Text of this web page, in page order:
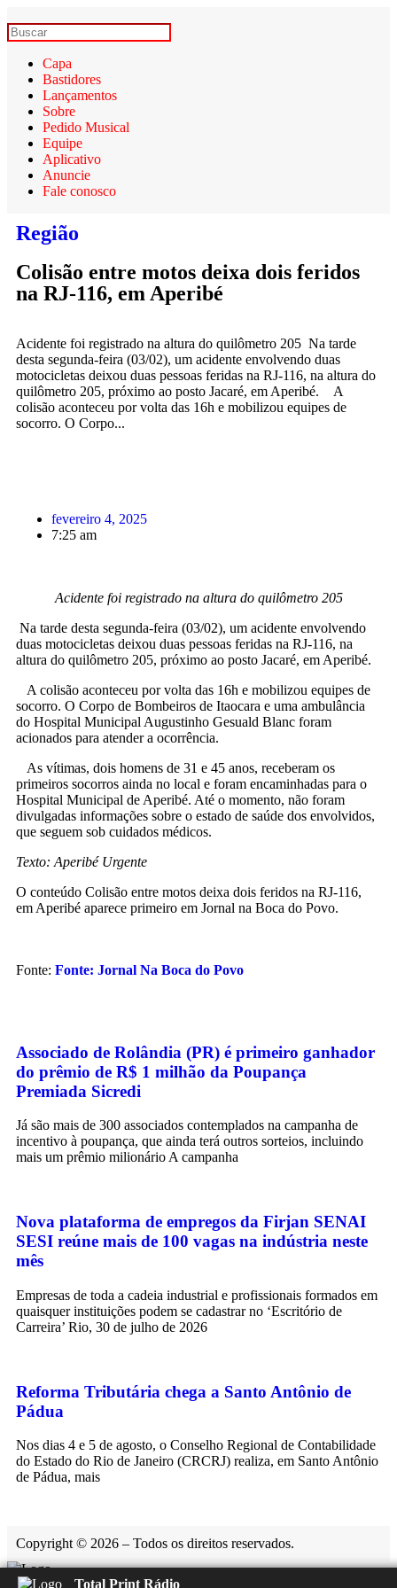
Capa
Bastidores
Lançamentos
Sobre
Pedido Musical
Equipe
Aplicativo
Anuncie
Fale conosco
Região
Colisão entre motos deixa dois feridos
na RJ-116, em Aperibé
Acidente foi registrado na altura do quilômetro 205 Na tarde
desta segunda-feira (03/02), um acidente envolvendo duas
motocicletas deixou duas pessoas feridas na RJ-116, na altura do
quilômetro 205, próximo ao posto Jacaré, em Aperibé. A
colisão aconteceu por volta das 16h e mobilizou equipes de
socorro. O Corpo...
fevereiro 4, 2025
7:25 am
Acidente foi registrado na altura do quilômetro 205
Na tarde desta segunda-feira (03/02), um acidente envolvendo
duas motocicletas deixou duas pessoas feridas na RJ-116, na
altura do quilômetro 205, próximo ao posto Jacaré, em Aperibé.
A colisão aconteceu por volta das 16h e mobilizou equipes de
socorro. O Corpo de Bombeiros de Itaocara e uma ambulância
do Hospital Municipal Augustinho Gesuald Blanc foram
acionados para atender a ocorrência.
As vítimas, dois homens de 31 e 45 anos, receberam os
primeiros socorros ainda no local e foram encaminhadas para o
Hospital Municipal de Aperibé. Até o momento, não foram
divulgadas informações sobre o estado de saúde dos envolvidos,
que seguem sob cuidados médicos.
Texto: Aperibé Urgente
O conteúdo Colisão entre motos deixa dois feridos na RJ-116,
em Aperibé aparece primeiro em Jornal na Boca do Povo.
Fonte: Fonte: Jornal Na Boca do Povo
Associado de Rolândia (PR) é primeiro ganhador
do prêmio de R$ 1 milhão da Poupança
Premiada Sicredi
Já são mais de 300 associados contemplados na campanha de
incentivo à poupança, que ainda terá outros sorteios, incluindo
mais um prêmio milionário A campanha
Nova plataforma de empregos da Firjan SENAI
SESI reúne mais de 100 vagas na indústria neste
mês
Empresas de toda a cadeia industrial e profissionais formados em
quaisquer instituições podem se cadastrar no ‘Escritório de
Carreira’ Rio, 30 de julho de 2026
Reforma Tributária chega a Santo Antônio de
Pádua
Nos dias 4 e 5 de agosto, o Conselho Regional de Contabilidade
do Estado do Rio de Janeiro (CRCRJ) realiza, em Santo Antônio
de Pádua, mais
Copyright © 2026 – Todos os direitos reservados.
Total Print Rádio